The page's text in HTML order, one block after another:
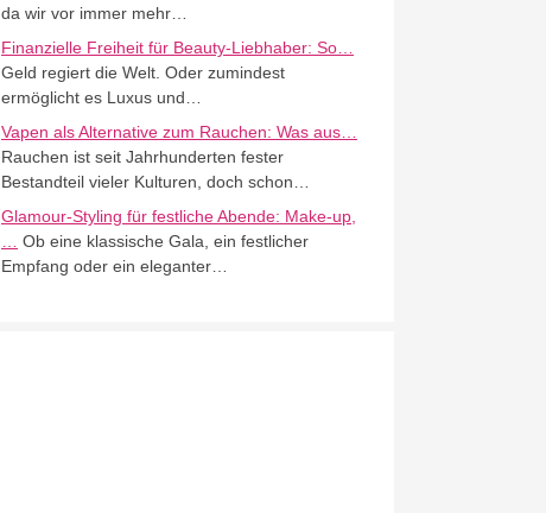
da wir vor immer mehr…
Finanzielle Freiheit für Beauty-Liebhaber: So…
Geld regiert die Welt. Oder zumindest
ermöglicht es Luxus und…
Vapen als Alternative zum Rauchen: Was aus…
Rauchen ist seit Jahrhunderten fester
Bestandteil vieler Kulturen, doch schon…
Glamour-Styling für festliche Abende: Make-up,
Ob eine klassische Gala, ein festlicher
Empfang oder ein eleganter…